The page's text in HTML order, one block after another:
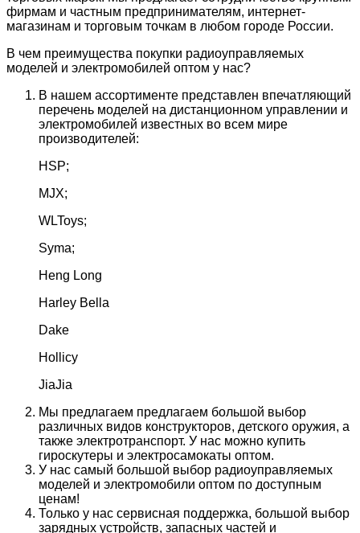
фирмам и частным предпринимателям, интернет-
магазинам и торговым точкам в любом городе России.
В чем преимущества покупки радиоуправляемых
моделей и электромобилей оптом у нас?
В нашем ассортименте представлен впечатляющий
перечень моделей на дистанционном управлении и
электромобилей известных во всем мире
производителей:
HSP;
MJX;
WLToys;
Syma;
Heng Long
Harley Bella
Dake
Hollicy
JiaJia
Мы предлагаем предлагаем большой выбор
различных видов конструкторов, детского оружия, а
также электротранспорт. У нас можно купить
гироскутеры и электросамокаты оптом.
У нас самый большой выбор радиоуправляемых
моделей и электромобили оптом по доступным
ценам!
Только у нас сервисная поддержка, большой выбор
зарядных устройств, запасных частей и